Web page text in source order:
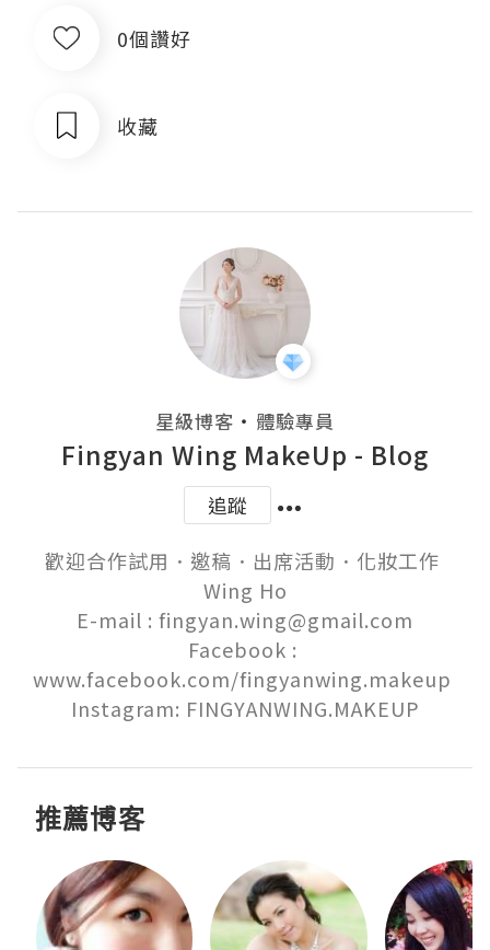
0個讚好
收藏
星級博客 ・ 體驗專員
Fingyan Wing MakeUp - Blog
追蹤
歡迎合作試用．邀稿．出席活動．化妝工作
Wing Ho
E-mail : fingyan.wing@gmail.com
Facebook :
www.facebook.com/fingyanwing.makeup
Instagram: FINGYANWING.MAKEUP
推薦博客